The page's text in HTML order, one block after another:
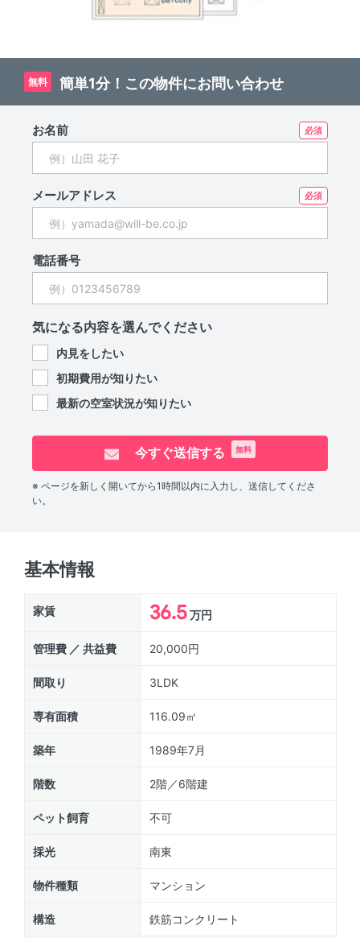
無料 簡単1分！この物件にお問い合わせ
お名前
メールアドレス
電話番号
気になる内容を選んでください
内見をしたい
初期費用が知りたい
最新の空室状況が知りたい
今すぐ送信する 無料
※ ページを新しく開いてから1時間以内に入力し、送信してくださ
い。
基本情報
家賃 36.5万円
管理費 ／ 共益費 20,000円
間取り 3LDK
専有面積 116.09㎡
築年 1989年7月
階数 2階／6階建
ペット飼育 不可
採光 南東
物件種類 マンション
構造 鉄筋コンクリート